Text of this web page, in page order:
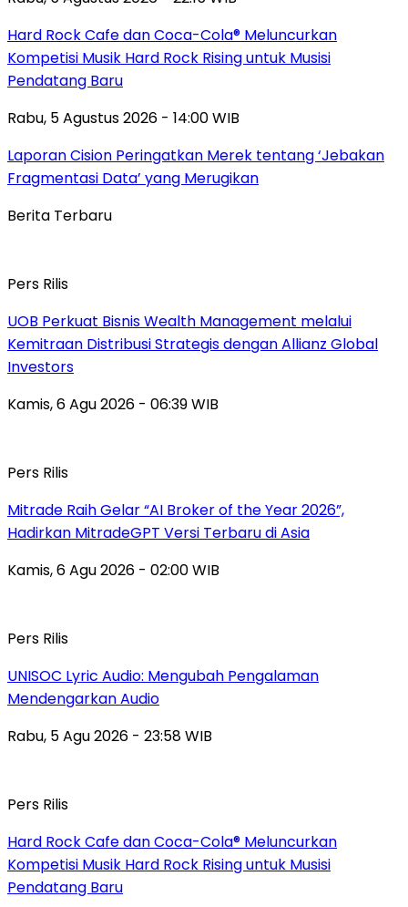
Hard Rock Cafe dan Coca-Cola® Meluncurkan
Kompetisi Musik Hard Rock Rising untuk Musisi
Pendatang Baru
Rabu, 5 Agustus 2026 - 14:00 WIB
Laporan Cision Peringatkan Merek tentang ‘Jebakan
Fragmentasi Data’ yang Merugikan
Berita Terbaru
Pers Rilis
UOB Perkuat Bisnis Wealth Management melalui
Kemitraan Distribusi Strategis dengan Allianz Global
Investors
Kamis, 6 Agu 2026 - 06:39 WIB
Pers Rilis
Mitrade Raih Gelar “AI Broker of the Year 2026”,
Hadirkan MitradeGPT Versi Terbaru di Asia
Kamis, 6 Agu 2026 - 02:00 WIB
Pers Rilis
UNISOC Lyric Audio: Mengubah Pengalaman
Mendengarkan Audio
Rabu, 5 Agu 2026 - 23:58 WIB
Pers Rilis
Hard Rock Cafe dan Coca-Cola® Meluncurkan
Kompetisi Musik Hard Rock Rising untuk Musisi
Pendatang Baru